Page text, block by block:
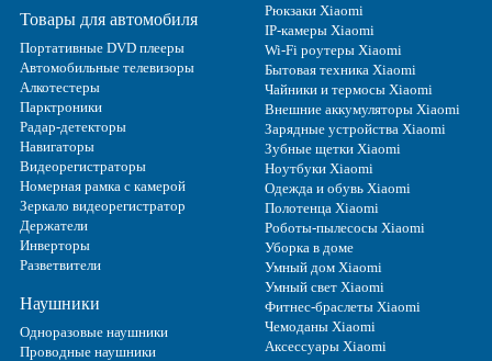
Товары для автомобиля
Портативные DVD плееры
Автомобильные телевизоры
Алкотестеры
Парктроники
Радар-детекторы
Навигаторы
Видеорегистраторы
Номерная рамка с камерой
Зеркало видеорегистратор
Держатели
Инверторы
Разветвители
Наушники
Одноразовые наушники
Проводные наушники
Рюкзаки Xiaomi
IP-камеры Xiaomi
Wi-Fi роутеры Xiaomi
Бытовая техника Xiaomi
Чайники и термосы Xiaomi
Внешние аккумуляторы Xiaomi
Зарядные устройства Xiaomi
Зубные щетки Xiaomi
Ноутбуки Xiaomi
Одежда и обувь Xiaomi
Полотенца Xiaomi
Роботы-пылесосы Xiaomi
Уборка в доме
Умный дом Xiaomi
Умный свет Xiaomi
Фитнес-браслеты Xiaomi
Чемоданы Xiaomi
Аксессуары Xiaomi